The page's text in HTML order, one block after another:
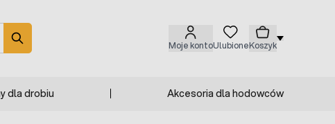
Moje kontoUlubioneKoszyk
dla drobiu Akcesoria dla hodowców